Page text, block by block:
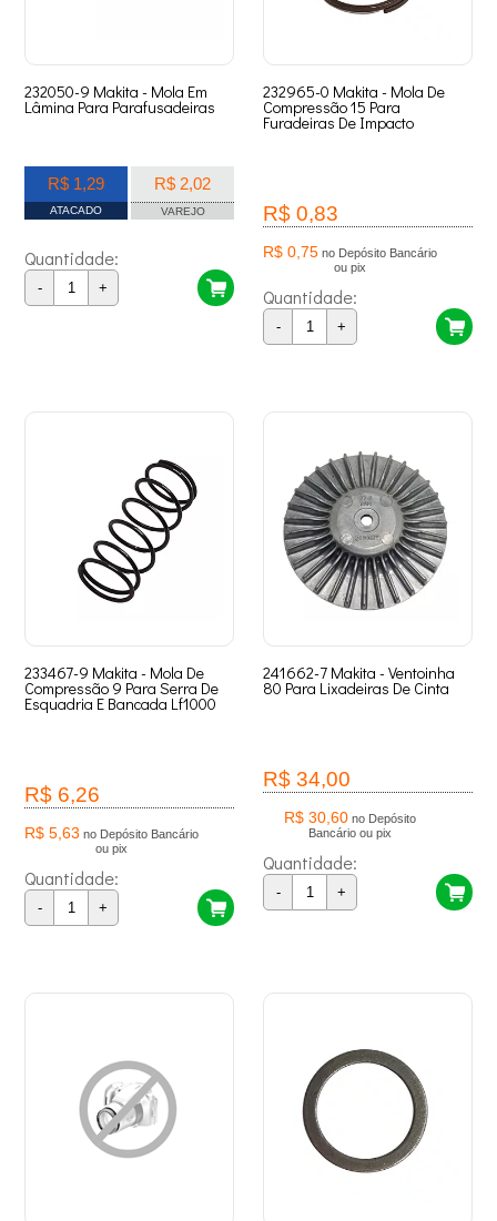
232050-9 Makita - Mola Em
Lâmina Para Parafusadeiras
R$ 1,29
ATACADO
R$ 2,02
VAREJO
Quantidade:
- +
232965-0 Makita - Mola De
Compressão 15 Para
Furadeiras De Impacto
R$ 0,83
R$ 0,75 no Depósito Bancário
ou pix
Quantidade:
- +
233467-9 Makita - Mola De
Compressão 9 Para Serra De
Esquadria E Bancada Lf1000
R$ 6,26
R$ 5,63 no Depósito Bancário
ou pix
Quantidade:
- +
241662-7 Makita - Ventoinha
80 Para Lixadeiras De Cinta
R$ 34,00
R$ 30,60 no Depósito
Bancário ou pix
Quantidade:
- +